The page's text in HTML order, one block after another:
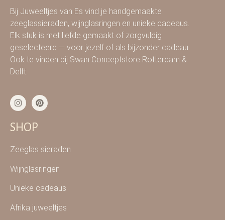
Bij Juweeltjes van Es vind je handgemaakte
zeeglassieraden, wijnglasringen en unieke cadeaus.
Elk stuk is met liefde gemaakt of zorgvuldig
geselecteerd — voor jezelf of als bijzonder cadeau.
Ook te vinden bij Swan Conceptstore Rotterdam &
Delft.
SHOP
Zeeglas sieraden
Wijnglasringen
Unieke cadeaus
Afrika juweeltjes